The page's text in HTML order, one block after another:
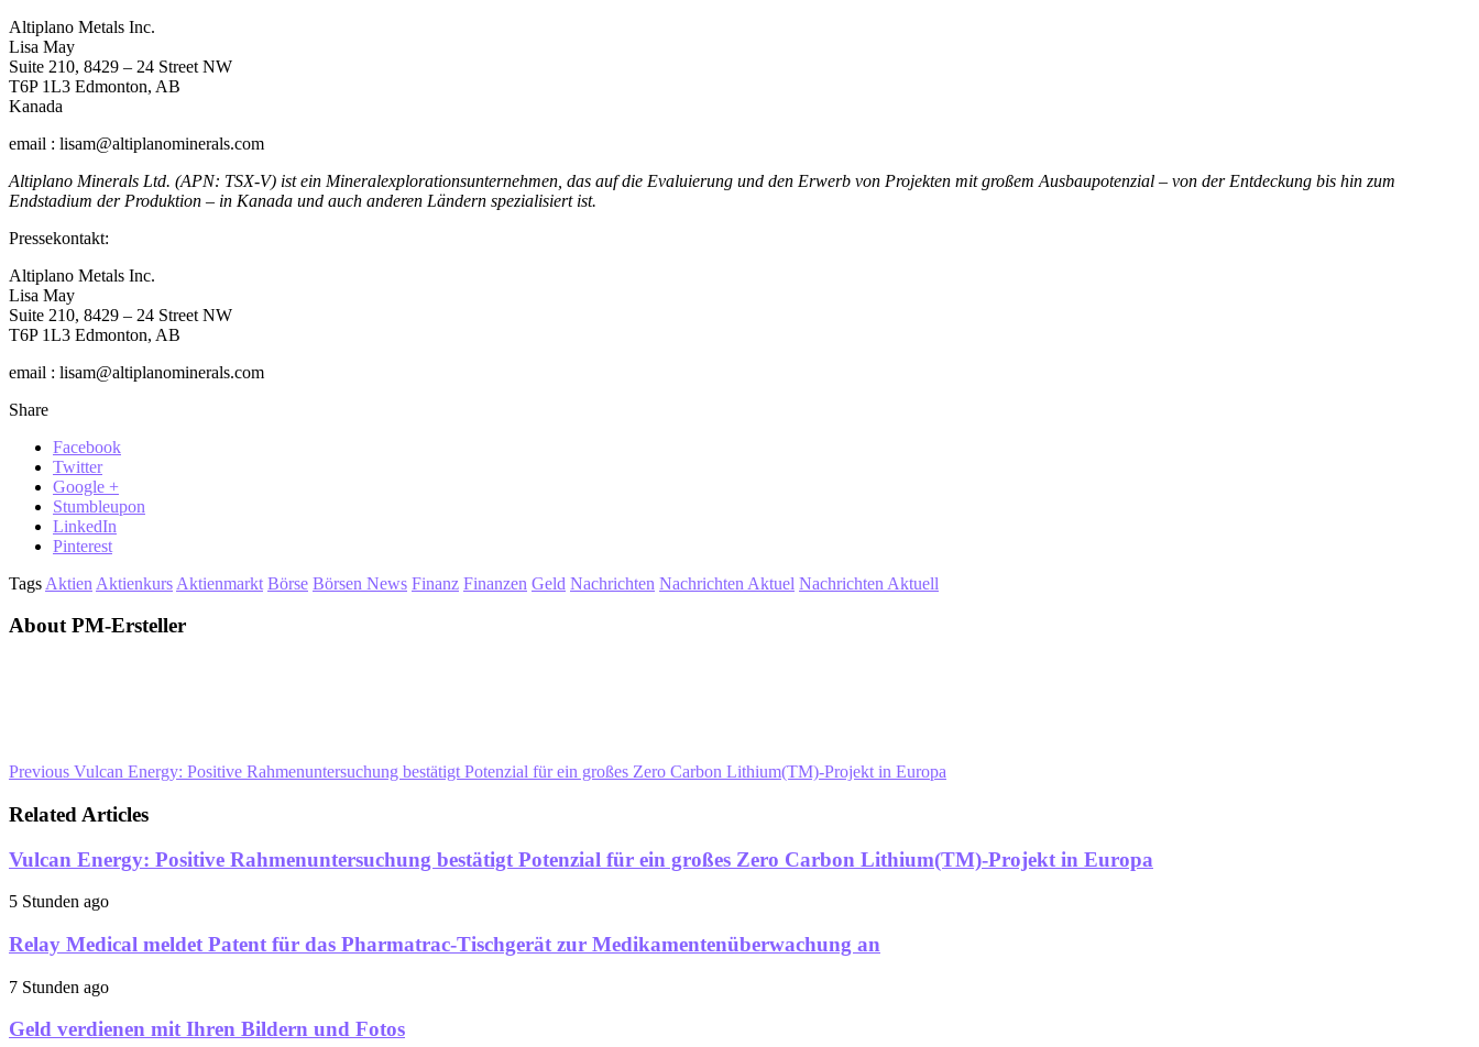
Altiplano Metals Inc.
Lisa May
Suite 210, 8429 – 24 Street NW
T6P 1L3 Edmonton, AB
Kanada
email : lisam@altiplanominerals.com
Altiplano Minerals Ltd. (APN: TSX-V) ist ein Mineralexplorationsunternehmen, das auf die Evaluierung und den Erwerb von Projekten mit großem Ausbaupotenzial – von der Entdeckung bis hin zum
Endstadium der Produktion – in Kanada und auch anderen Ländern spezialisiert ist.
Pressekontakt:
Altiplano Metals Inc.
Lisa May
Suite 210, 8429 – 24 Street NW
T6P 1L3 Edmonton, AB
email : lisam@altiplanominerals.com
Share
Facebook
Twitter
Google +
Stumbleupon
LinkedIn
Pinterest
Tags Aktien Aktienkurs Aktienmarkt Börse Börsen News Finanz Finanzen Geld Nachrichten Nachrichten Aktuel Nachrichten Aktuell
About PM-Ersteller
Previous Vulcan Energy: Positive Rahmenuntersuchung bestätigt Potenzial für ein großes Zero Carbon Lithium(TM)-Projekt in Europa
Related Articles
Vulcan Energy: Positive Rahmenuntersuchung bestätigt Potenzial für ein großes Zero Carbon Lithium(TM)-Projekt in Europa
5 Stunden ago
Relay Medical meldet Patent für das Pharmatrac-Tischgerät zur Medikamentenüberwachung an
7 Stunden ago
Geld verdienen mit Ihren Bildern und Fotos